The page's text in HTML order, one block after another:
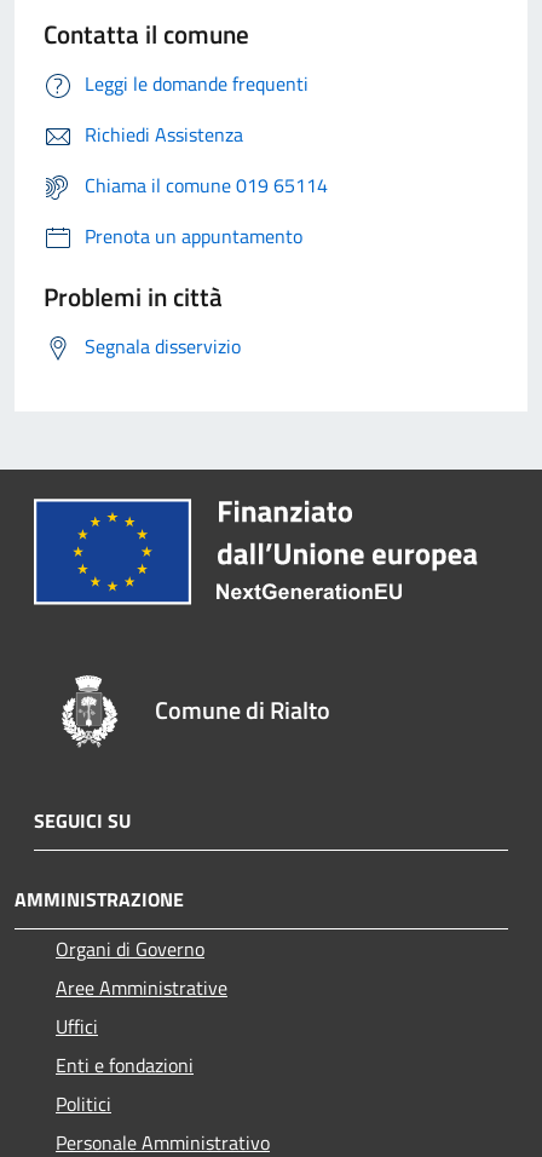
Contatta il comune
Leggi le domande frequenti
Richiedi Assistenza
Chiama il comune 019 65114
Prenota un appuntamento
Problemi in città
Segnala disservizio
Comune di Rialto
SEGUICI SU
AMMINISTRAZIONE
Organi di Governo
Aree Amministrative
Uffici
Enti e fondazioni
Politici
Personale Amministrativo